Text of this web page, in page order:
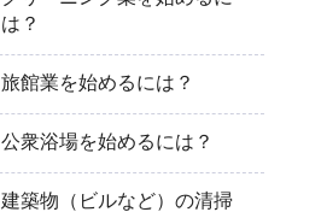
は？
旅館業を始めるには？
公衆浴場を始めるには？
建築物（ビルなど）の清掃